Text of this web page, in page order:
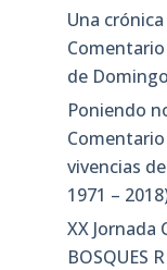
Una
de
Poniendo
vivencias
1971 –
XX Jornada
BOSQUES